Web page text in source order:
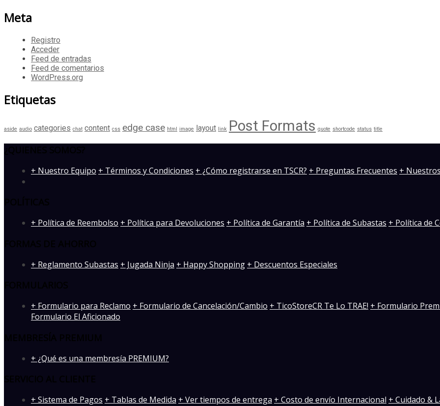
Meta
Registro
Acceder
Feed de entradas
Feed de comentarios
WordPress.org
Etiquetas
aside audio categories chat content css edge case html image layout link Post Formats quote shortcode status title
­+ Nuestro Equipo + Términos y Condiciones + ¿Cómo registrarse en TSCR? + Preguntas Frecuentes +
+ Política de Reembolso + Política para Devoluciones + Política de Garantía + Política de Subastas + Política de
+ Reglamento Subastas + Jugada Ninja + Happy Shopping + Descuentos Especiales
+ Formulario para Reclamo + Formulario de Cancelación/Cambio + TicoStoreCR Te Lo TRAE! + Formulario
Formulario El Aficionado
+ ¿Qué es una membresía PREMIUM?
+ Sistema de Pagos + Tablas de Medida + Ver tiempos de entrega + Costo de envío Internacional + Cuidado &